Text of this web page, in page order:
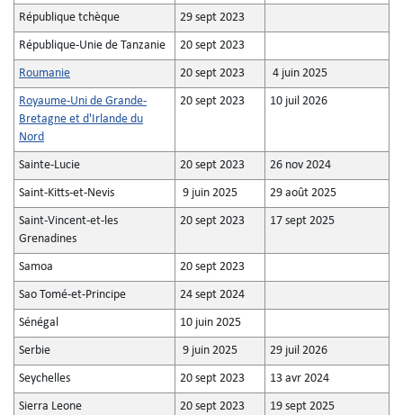
République tchèque 29 sept 2023
République-Unie de Tanzanie 20 sept 2023
Roumanie 20 sept 2023 4 juin 2025
Royaume-Uni de Grande-
Bretagne et d'Irlande du
Nord
20 sept 2023 10 juil 2026
Sainte-Lucie 20 sept 2023 26 nov 2024
Saint-Kitts-et-Nevis 9 juin 2025 29 août 2025
Saint-Vincent-et-les
Grenadines
20 sept 2023 17 sept 2025
Samoa 20 sept 2023
Sao Tomé-et-Principe 24 sept 2024
Sénégal 10 juin 2025
Serbie 9 juin 2025 29 juil 2026
Seychelles 20 sept 2023 13 avr 2024
Sierra Leone 20 sept 2023 19 sept 2025